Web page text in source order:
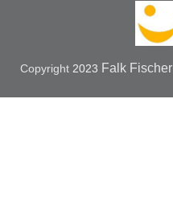
Copyright 2023 Falk Fischer